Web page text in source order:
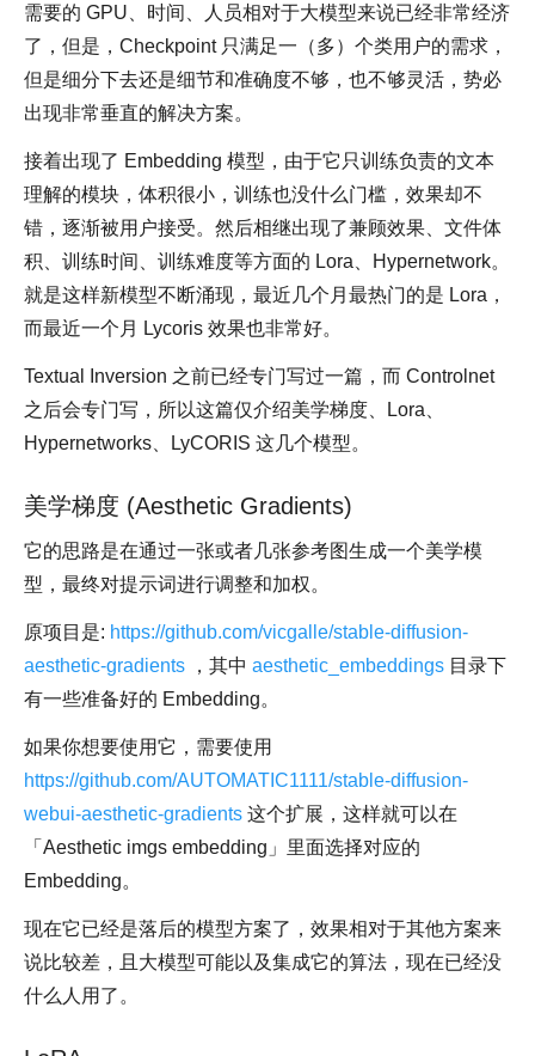
需要的 GPU、时间、人员相对于大模型来说已经非常经济
了，但是，Checkpoint 只满足一（多）个类用户的需求，
但是细分下去还是细节和准确度不够，也不够灵活，势必
出现非常垂直的解决方案。
接着出现了 Embedding 模型，由于它只训练负责的文本
理解的模块，体积很小，训练也没什么门槛，效果却不
错，逐渐被用户接受。然后相继出现了兼顾效果、文件体
积、训练时间、训练难度等方面的 Lora、Hypernetwork。
就是这样新模型不断涌现，最近几个月最热门的是 Lora，
而最近一个月 Lycoris 效果也非常好。
Textual Inversion 之前已经专门写过一篇，而 Controlnet
之后会专门写，所以这篇仅介绍美学梯度、Lora、
Hypernetworks、LyCORIS 这几个模型。
美学梯度 (Aesthetic Gradients)
它的思路是在通过一张或者几张参考图生成一个美学模
型，最终对提示词进行调整和加权。
原项目是: https://github.com/vicgalle/stable-diffusion-
aesthetic-gradients ，其中 aesthetic_embeddings 目录下
有一些准备好的 Embedding。
如果你想要使用它，需要使用
https://github.com/AUTOMATIC1111/stable-diffusion-
webui-aesthetic-gradients 这个扩展，这样就可以在
「Aesthetic imgs embedding」里面选择对应的
Embedding。
现在它已经是落后的模型方案了，效果相对于其他方案来
说比较差，且大模型可能以及集成它的算法，现在已经没
什么人用了。